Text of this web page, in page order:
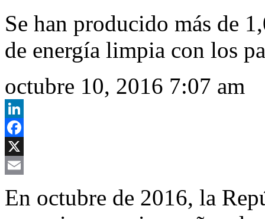
Se han producido más de
de energía limpia con los
octubre 10, 2016 7:07 am
LinkedIn
Facebook
X
En octubre de 2016, la